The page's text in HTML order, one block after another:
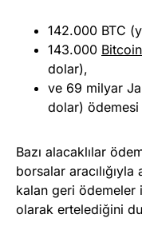
142.000 BTC
143.000
dolar),
ve 69 milyar
dolar) ödemesi
Bazı alacaklılar
borsalar
kalan geri ödemeler
olarak ertelediğini